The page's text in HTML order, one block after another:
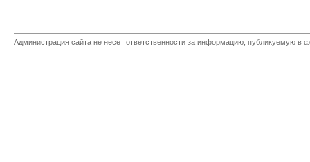
Администрация сайта не несет ответственности за информацию, публикуемую